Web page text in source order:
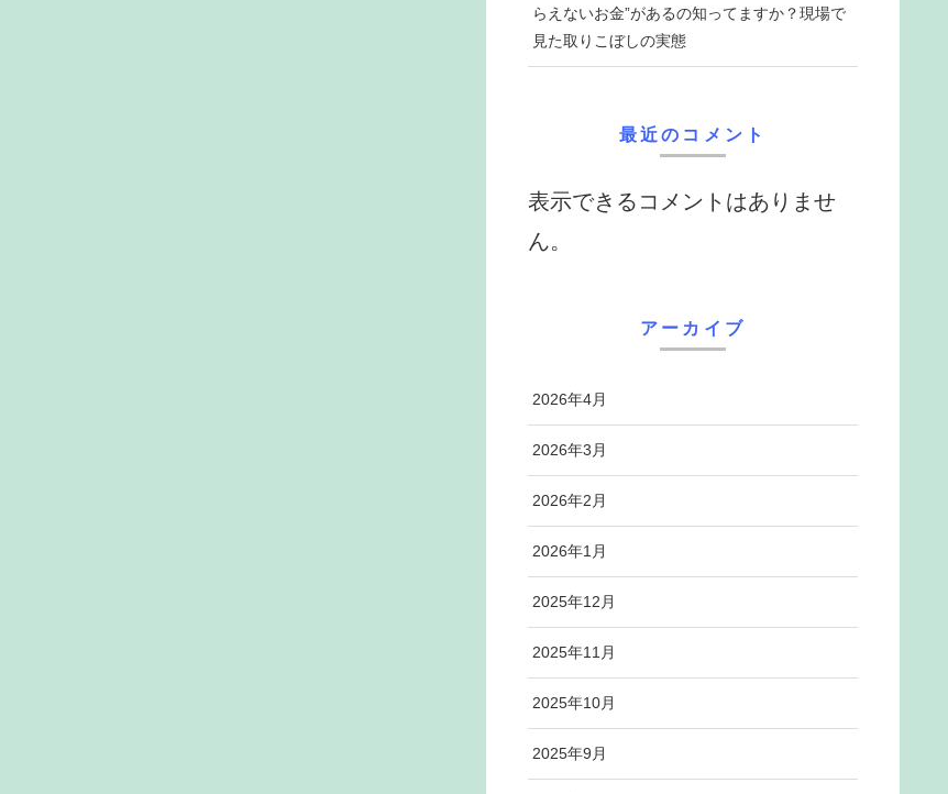
らえないお金”があるの知ってますか？現場で
見た取りこぼしの実態
最近のコメント
表示できるコメントはありませ
ん。
アーカイブ
2026年4月
2026年3月
2026年2月
2026年1月
2025年12月
2025年11月
2025年10月
2025年9月